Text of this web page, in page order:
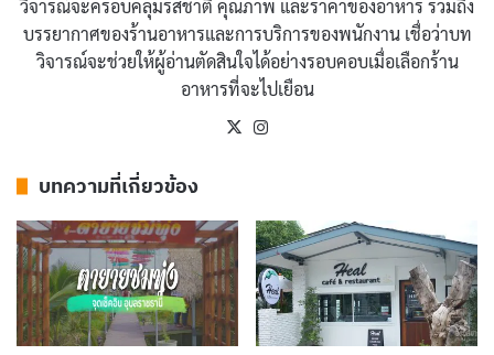
วิจารณ์จะครอบคลุมรสชาติ คุณภาพ และราคาของอาหาร รวมถึง
บรรยากาศของร้านอาหารและการบริการของพนักงาน เชื่อว่าบท
วิจารณ์จะช่วยให้ผู้อ่านตัดสินใจได้อย่างรอบคอบเมื่อเลือกร้าน
อาหารที่จะไปเยือน
X
บทความที่เกี่ยวข้อง